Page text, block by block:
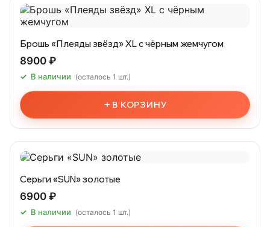
Брошь «Плеяды звёзд» XL с чёрным жемчугом
8900 ₽
В наличии (осталось 1 шт.)
+ В КОРЗИНУ
Cерьги «SUN» золотые
6900 ₽
В наличии (осталось 1 шт.)